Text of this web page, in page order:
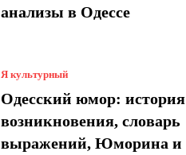
анализы в Одессе
Я культурный
Одесский юмор: история
возникновения, словарь
выражений, Юморина и